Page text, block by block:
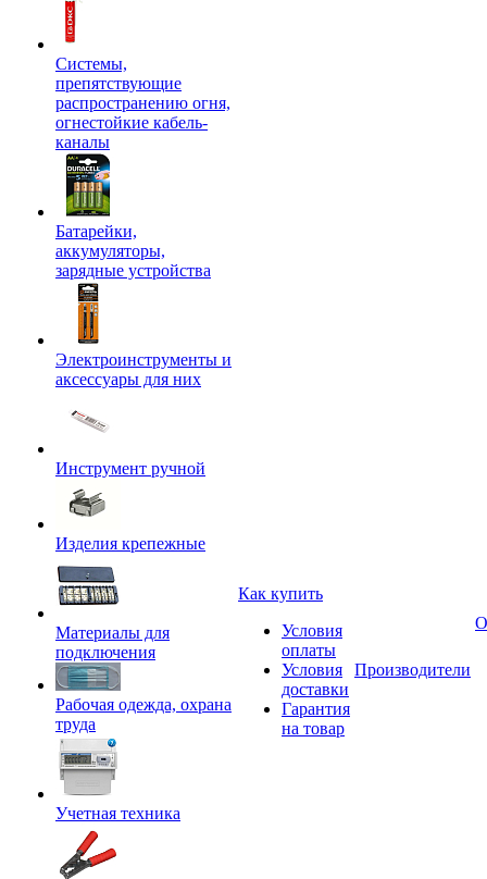
Системы,
препятствующие
распространению огня,
огнестойкие кабель-
каналы
Батарейки,
аккумуляторы,
зарядные устройства
Электроинструменты и
аксессуары для них
Инструмент ручной
Изделия крепежные
Материалы для
подключения
Рабочая одежда, охрана
труда
Учетная техника
Как купить
Условия
оплаты
Условия
доставки
Гарантия
на товар
Производители